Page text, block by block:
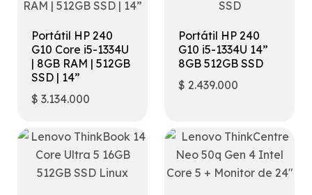
Portátil HP 240
G10 Core i5-1334U
| 8GB RAM | 512GB
SSD | 14”
$ 3.134.000
Portátil HP 240
G10 i5-1334U 14”
8GB 512GB SSD
$ 2.439.000